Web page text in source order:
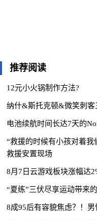
推荐阅读
12元小火锅制作方法?
纳什&斯托克顿&微笑刺客
电池续航时间长达7天的
“救援的时候有小孩对着
救援安置现场
8月7日云游戏板块涨幅达
“夏练”三伏尽享运动带来
8成95后有容貌焦虑？！男